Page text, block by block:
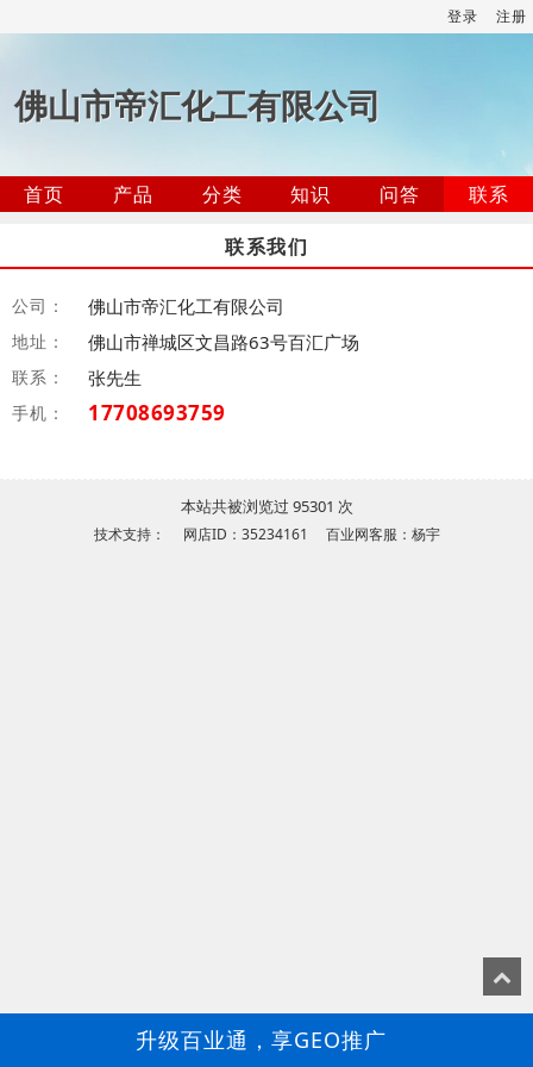
登录 注册
佛山市帝汇化工有限公司
首页 产品 分类 知识 问答
联系
联系我们
公司： 佛山市帝汇化工有限公司
地址： 佛山市禅城区文昌路63号百汇广场
联系： 张先生
手机： 17708693759
本站共被浏览过 95301 次
技术支持： 网店ID：35234161 百业网客服：杨宇
升级百业通，享GEO推广